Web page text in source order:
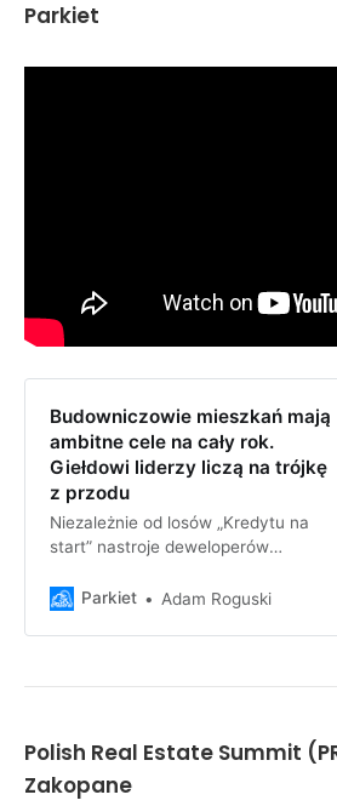
Parkiet
Budowniczowie mieszkań mają
ambitne cele na cały rok.
Giełdowi liderzy liczą na trójkę
z przodu
Niezależnie od losów „Kredytu na
start” nastroje deweloperów
raczej optymistyczne. I kwartał
Parkiet Adam Roguski
Polish Real Estate Summit
Zakopane